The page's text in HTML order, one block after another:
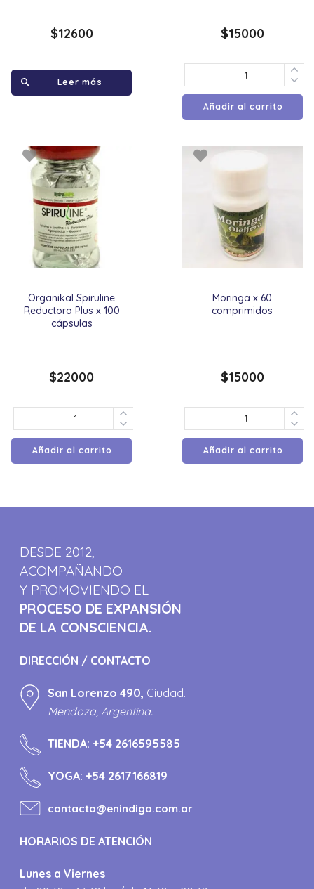
$12600
Leer más
$15000
Añadir al carrito
Organikal Spiruline
Reductora Plus x 100
cápsulas
$22000
Añadir al carrito
Moringa x 60
comprimidos
$15000
Añadir al carrito
DESDE 2012,
ACOMPAÑANDO
Y PROMOVIENDO EL
PROCESO DE EXPANSIÓN
DE LA CONSCIENCIA.
DIRECCIÓN / CONTACTO
San Lorenzo 490, Ciudad.
Mendoza, Argentina.
TIENDA:+54 2616595585
YOGA:+54 2617166819
contacto@enindigo.com.ar
HORARIOS DE ATENCIÓN
Lunes a Viernes